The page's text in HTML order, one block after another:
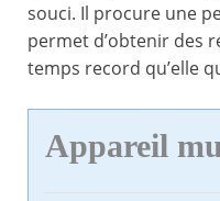
souci. Il procure une
permet d’obtenir des
temps record qu’elle
Appareil